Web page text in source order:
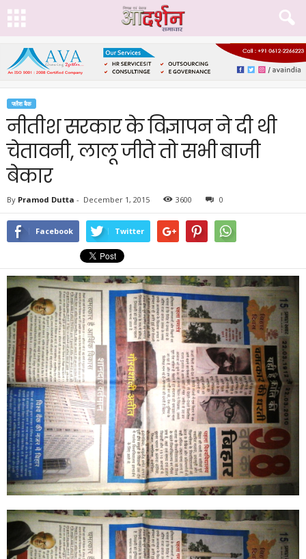
फ्लैश बैक
नीतीश सरकार के विज्ञापन ने दी थी
चेतावनी, लालू जीते तो सभी बाजी
बेकार
By Pramod Dutta - December 1, 2015 3600 0
Facebook Twitter